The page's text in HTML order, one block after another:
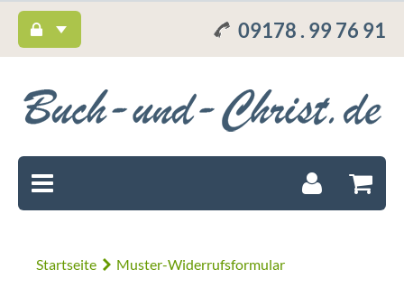
09178 . 99 76 91
Startseite Muster-Widerrufsformular